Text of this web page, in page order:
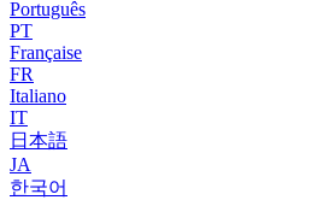
Português
PT
Française
FR
Italiano
IT
日本語
JA
한국어